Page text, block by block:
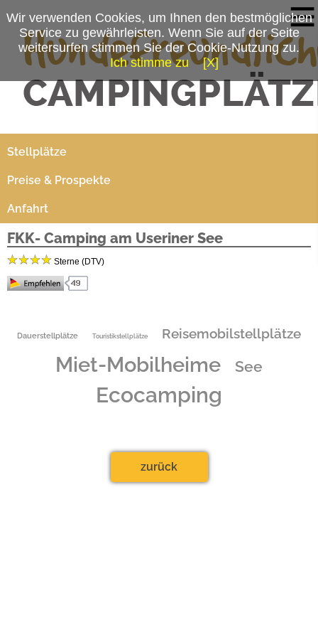
Campingplatzmenü
Stellplätze
Preise & Prospekte
Anfahrt
FKK- Camping am Useriner See
Sterne (DTV)
17237 Zwenzow
03981/24790
Dauerstellplätze Touristikstellplätze Reisemobilstellplätze
Miet-Mobilheime See
Ecocamping
zurück
Wir verwenden Cookies, um Ihnen den bestmöglichen
Service zu gewährleisten. Wenn Sie auf der Seite
weitersurfen stimmen Sie der Cookie-Nutzung zu.
Ich stimme zu
[X]